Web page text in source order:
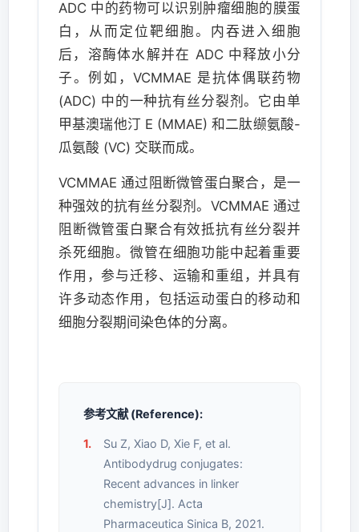
ADC 中的药物可以识别肿瘤细胞的膜蛋
白，从而定位靶细胞。内吞进入细胞
后，溶酶体水解并在 ADC 中释放小分
子。例如，VCMMAE 是抗体偶联药物
(ADC) 中的一种抗有丝分裂剂。它由单
甲基澳瑞他汀 E (MMAE) 和二肽缬氨酸-
瓜氨酸 (VC) 交联而成。
VCMMAE 通过阻断微管蛋白聚合，是一
种强效的抗有丝分裂剂。VCMMAE 通过
阻断微管蛋白聚合有效抵抗有丝分裂并
杀死细胞。微管在细胞功能中起着重要
作用，参与迁移、运输和重组，并具有
许多动态作用，包括运动蛋白的移动和
细胞分裂期间染色体的分离。
参考文献 (Reference):
Su Z, Xiao D, Xie F, et al.
Antibodydrug conjugates:
Recent advances in linker
chemistry[J]. Acta
Pharmaceutica Sinica B, 2021.